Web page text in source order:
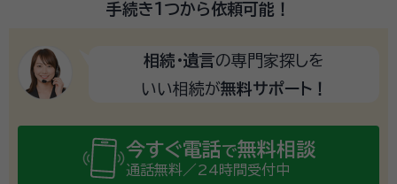
手続き1つから依頼可能！
相続・遺言の専門家探しを
いい相続が無料サポート！
今すぐ電話で無料相談
通話無料／24時間受付中